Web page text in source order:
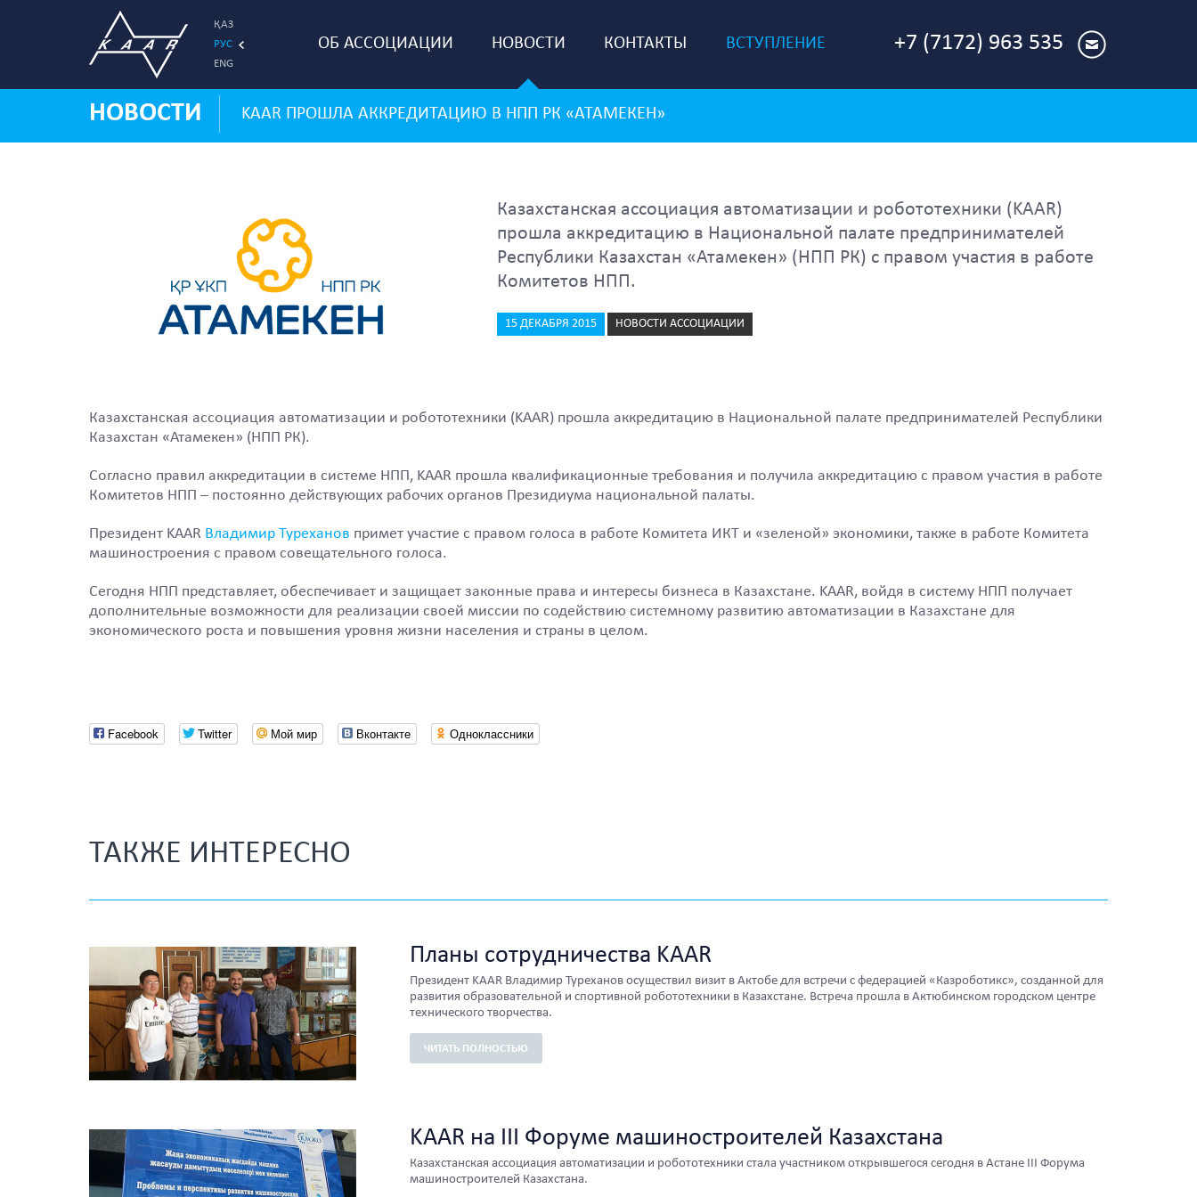
ҚАЗ
РУС
ENG
ОБ АССОЦИАЦИИ НОВОСТИ КОНТАКТЫ ВСТУПЛЕНИЕ +7 (7172) 963 535
НОВОСТИ KAAR ПРОШЛА АККРЕДИТАЦИЮ В НПП РК «АТАМЕКЕН»
Казахстанская ассоциация автоматизации и робототехники (KAAR)
прошла аккредитацию в Национальной палате предпринимателей
Республики Казахстан «Атамекен» (НПП РК) с правом участия в работе
Комитетов НПП.
15 ДЕКАБРЯ 2015 НОВОСТИ АССОЦИАЦИИ
Казахстанская ассоциация автоматизации и робототехники (KAAR) прошла аккредитацию в Национальной палате предпринимателей Республики
Казахстан «Атамекен» (НПП РК).
Согласно правил аккредитации в системе НПП, KAAR прошла квалификационные требования и получила аккредитацию с правом участия в работе
Комитетов НПП – постоянно действующих рабочих органов Президиума национальной палаты.
Президент KAAR Владимир Туреханов примет участие с правом голоса в работе Комитета ИКТ и «зеленой» экономики, также в работе Комитета
машиностроения с правом совещательного голоса.
Сегодня НПП представляет, обеспечивает и защищает законные права и интересы бизнеса в Казахстане. KAAR, войдя в систему НПП получает
дополнительные возможности для реализации своей миссии по содействию системному развитию автоматизации в Казахстане для
экономического роста и повышения уровня жизни населения и страны в целом.
Facebook Twitter Мой мир Вконтакте Одноклассники
ТАКЖЕ ИНТЕРЕСНО
Планы сотрудничества KAAR
Президент KAAR Владимир Туреханов осуществил визит в Актобе для встречи с федерацией «Казроботикс», созданной для
развития образовательной и спортивной робототехники в Казахстане. Встреча прошла в Актюбинском городском центре
технического творчества.
ЧИТАТЬ ПОЛНОСТЬЮ
KAAR на III Форуме машиностроителей Казахстана
Казахстанская ассоциация автоматизации и робототехники стала участником открывшегося сегодня в Астане III Форума
машиностроителей Казахстана.